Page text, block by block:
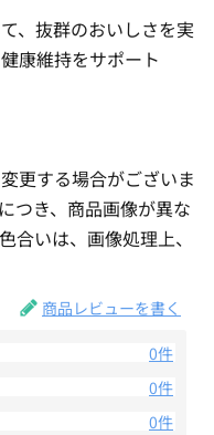
、抜群のおいしさを実
康維持をサポート
更する場合がございま
つき、商品画像が異な
合いは、画像処理上、
商品レビューを書く
0件
0件
0件